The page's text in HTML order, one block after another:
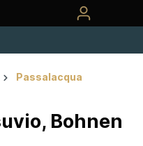
Passalacqua
Bohnen